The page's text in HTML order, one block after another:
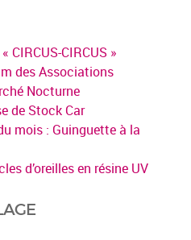
CIRCUS-CIRCUS »
des Associations
Nocturne
de Stock Car
mois : Guinguette à la
d’oreilles en résine UV